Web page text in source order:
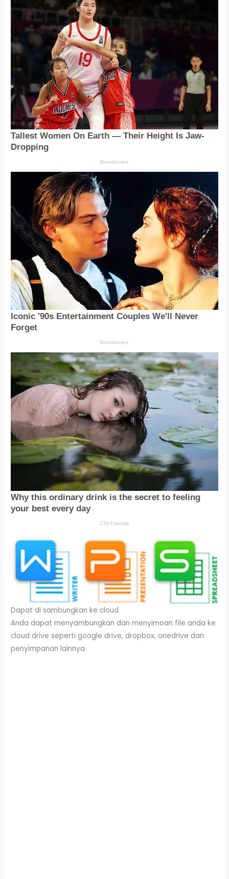
Dapat di sambungkan ke cloud
Anda dapat menyambungkan dan menyimoan file anda ke
cloud drive seperti google drive, dropbox, onedrive dan
penyimpanan lainnya